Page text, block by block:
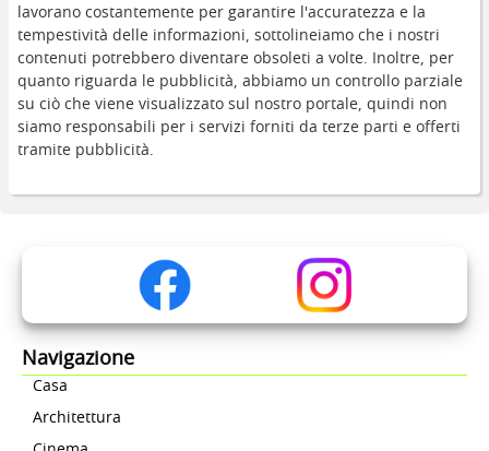
lavorano costantemente per garantire l'accuratezza e la
tempestività delle informazioni, sottolineiamo che i nostri
contenuti potrebbero diventare obsoleti a volte. Inoltre, per
quanto riguarda le pubblicità, abbiamo un controllo parziale
su ciò che viene visualizzato sul nostro portale, quindi non
siamo responsabili per i servizi forniti da terze parti e offerti
tramite pubblicità.
Navigazione
Casa
Architettura